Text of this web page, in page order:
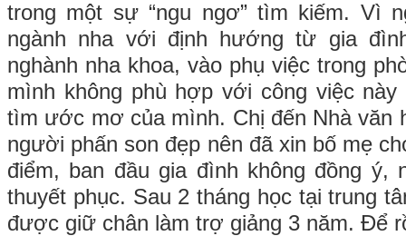
trong một sự “ngu ngơ” tìm kiếm. Vì
ngành nha với định hướng từ gia
nghành nha khoa, vào phụ việc trong
mình không phù hợp với công việc
tìm ước mơ của mình. Chị đến Nhà văn
người phấn son đẹp nên đã xin bố mẹ
điểm, ban đầu gia đình không đồng ý,
thuyết phục. Sau 2 tháng học tại trung
được giữ chân làm trợ giảng 3 năm. Để